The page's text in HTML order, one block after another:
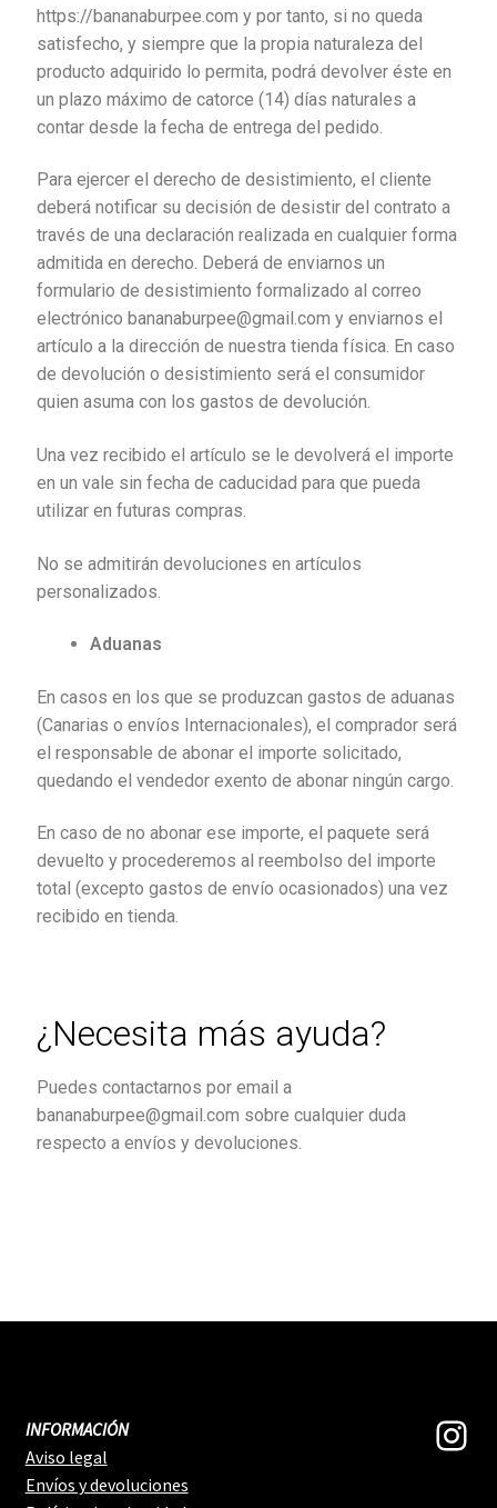
https://bananaburpee.com y por tanto, si no queda
satisfecho, y siempre que la propia naturaleza del
producto adquirido lo permita, podrá devolver éste en
un plazo máximo de catorce (14) días naturales a
contar desde la fecha de entrega del pedido.
Para ejercer el derecho de desistimiento, el cliente
deberá notificar su decisión de desistir del contrato a
través de una declaración realizada en cualquier forma
admitida en derecho. Deberá de enviarnos un
formulario de desistimiento formalizado al correo
electrónico bananaburpee@gmail.com y enviarnos el
artículo a la dirección de nuestra tienda física. En caso
de devolución o desistimiento será el consumidor
quien asuma con los gastos de devolución.
Una vez recibido el artículo se le devolverá el importe
en un vale sin fecha de caducidad para que pueda
utilizar en futuras compras.
No se admitirán devoluciones en artículos
personalizados.
Aduanas
En casos en los que se produzcan gastos de aduanas
(Canarias o envíos Internacionales), el comprador será
el responsable de abonar el importe solicitado,
quedando el vendedor exento de abonar ningún cargo.
En caso de no abonar ese importe, el paquete será
devuelto y procederemos al reembolso del importe
total (excepto gastos de envío ocasionados) una vez
recibido en tienda.
¿Necesita más ayuda?
Puedes contactarnos por email a
bananaburpee@gmail.com sobre cualquier duda
respecto a envíos y devoluciones.
INFORMACIÓN
Aviso legal
Envíos y devoluciones